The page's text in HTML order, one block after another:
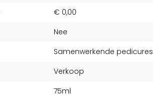
€ 0,00
Nee
Samenwerkende pedicures
Verkoop
75ml